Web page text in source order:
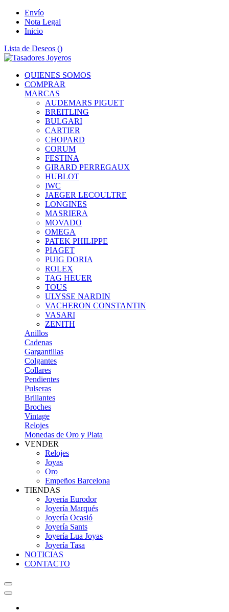
Envío
Nota Legal
Inicio
Lista de Deseos ()
QUIENES SOMOS
COMPRAR
MARCAS
AUDEMARS PIGUET
BREITLING
BULGARI
CARTIER
CHOPARD
CORUM
FESTINA
GIRARD PERREGAUX
HUBLOT
IWC
JAEGER LECOULTRE
LONGINES
MASRIERA
MOVADO
OMEGA
PATEK PHILIPPE
PIAGET
PUIG DORIA
ROLEX
TAG HEUER
TOUS
ULYSSE NARDIN
VACHERON CONSTANTIN
VASARI
ZENITH
Anillos
Cadenas
Gargantillas
Colgantes
Collares
Pendientes
Pulseras
Brillantes
Broches
Vintage
Relojes
Monedas de Oro y Plata
VENDER
Relojes
Joyas
Oro
Empeños Barcelona
TIENDAS
Joyería Eurodor
Joyería Marqués
Joyería Ocasió
Joyería Sants
Joyería Lua Joyas
Joyería Tasa
NOTICIAS
CONTACTO